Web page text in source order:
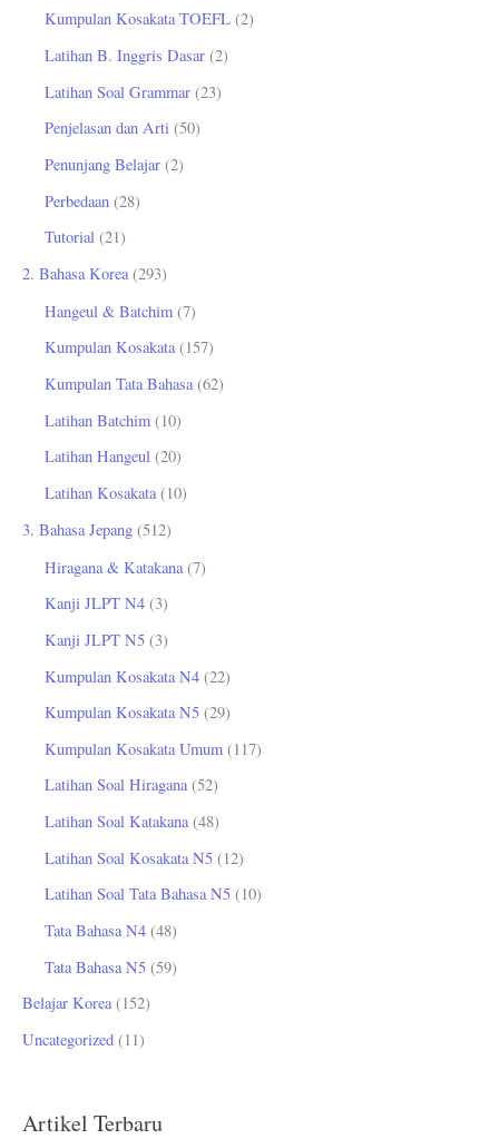
Kumpulan Kosakata TOEFL (2)
Latihan B. Inggris Dasar (2)
Latihan Soal Grammar (23)
Penjelasan dan Arti (50)
Penunjang Belajar (2)
Perbedaan (28)
Tutorial (21)
2. Bahasa Korea (293)
Hangeul & Batchim (7)
Kumpulan Kosakata(157)
Kumpulan Tata Bahasa(62)
Latihan Batchim (10)
Latihan Hangeul (20)
Latihan Kosakata(10)
3. Bahasa Jepang (512)
Hiragana & Katakana (7)
Kanji JLPT N4 (3)
Kanji JLPT N5 (3)
Kumpulan Kosakata N4 (22)
Kumpulan Kosakata N5 (29)
Kumpulan Kosakata Umum (117)
Latihan Soal Hiragana(52)
Latihan Soal Katakana(48)
Latihan Soal Kosakata N5 (12)
Latihan Soal Tata Bahasa N5 (10)
Tata Bahasa N4 (48)
Tata Bahasa N5 (59)
Belajar Korea(152)
Uncategorized (11)
Artikel Terbaru